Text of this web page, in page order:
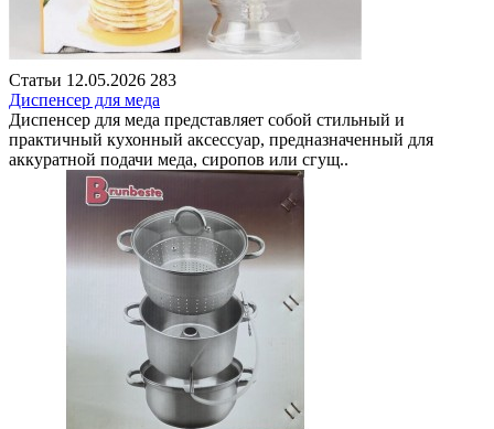
Статьи 12.05.2026 283
Диспенсер для меда
Диспенсер для меда представляет собой стильный и
практичный кухонный аксессуар, предназначенный для
аккуратной подачи меда, сиропов или сгущ..